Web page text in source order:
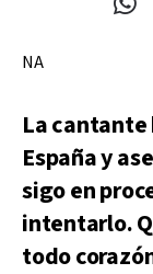
NA
La cantante
España y
sigo en
intentarlo.
todo